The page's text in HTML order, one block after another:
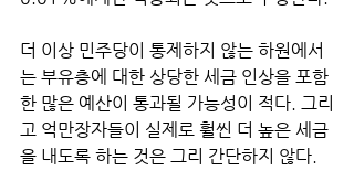
더 이상 민주당이 통제하지 않는 하원에서
는 부유층에 대한 상당한 세금 인상을 포함
한 많은 예산이 통과될 가능성이 적다. 그리
고 억만장자들이 실제로 훨씬 더 높은 세금
을 내도록 하는 것은 그리 간단하지 않다.